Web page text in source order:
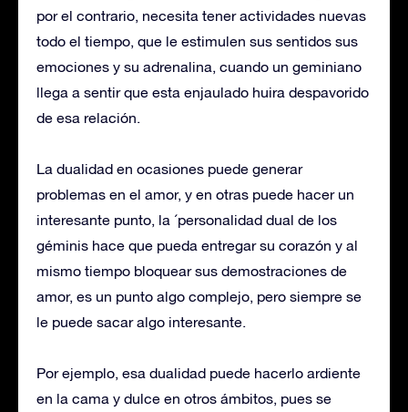
por el contrario, necesita tener actividades nuevas
todo el tiempo, que le estimulen sus sentidos sus
emociones y su adrenalina, cuando un geminiano
llega a sentir que esta enjaulado huira despavorido
de esa relación.
La dualidad en ocasiones puede generar
problemas en el amor, y en otras puede hacer un
interesante punto, la ´personalidad dual de los
géminis hace que pueda entregar su corazón y al
mismo tiempo bloquear sus demostraciones de
amor, es un punto algo complejo, pero siempre se
le puede sacar algo interesante.
Por ejemplo, esa dualidad puede hacerlo ardiente
en la cama y dulce en otros ámbitos, pues se